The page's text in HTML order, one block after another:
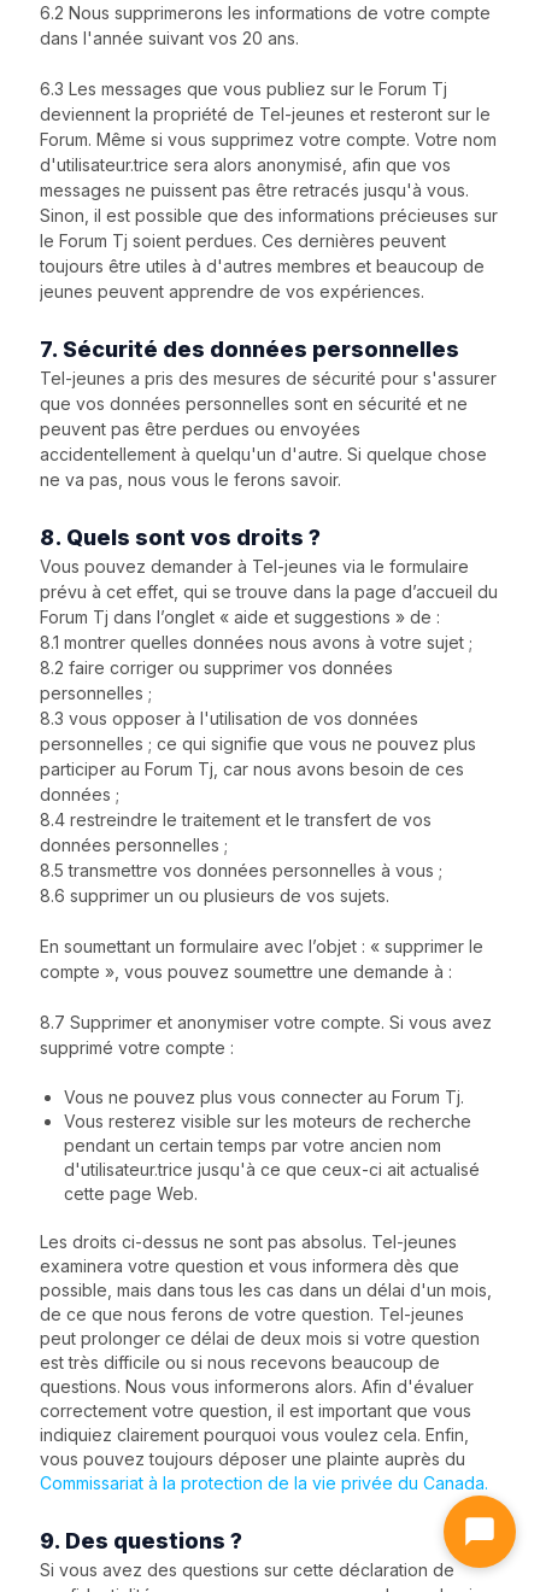
6.2 Nous supprimerons les informations de votre compte
dans l'année suivant vos 20 ans.
6.3 Les messages que vous publiez sur le Forum Tj
deviennent la propriété de Tel-jeunes et resteront sur le
Forum. Même si vous supprimez votre compte. Votre nom
d'utilisateur.trice sera alors anonymisé, afin que vos
messages ne puissent pas être retracés jusqu'à vous.
Sinon, il est possible que des informations précieuses sur
le Forum Tj soient perdues. Ces dernières peuvent
toujours être utiles à d'autres membres et beaucoup de
jeunes peuvent apprendre de vos expériences.
7. Sécurité des données personnelles
Tel-jeunes a pris des mesures de sécurité pour s'assurer
que vos données personnelles sont en sécurité et ne
peuvent pas être perdues ou envoyées
accidentellement à quelqu'un d'autre. Si quelque chose
ne va pas, nous vous le ferons savoir.
8. Quels sont vos droits ?
Vous pouvez demander à Tel-jeunes via le formulaire
prévu à cet effet, qui se trouve dans la page d’accueil du
Forum Tj dans l’onglet « aide et suggestions » de :
8.1 montrer quelles données nous avons à votre sujet ;
8.2 faire corriger ou supprimer vos données
personnelles ;
8.3 vous opposer à l'utilisation de vos données
personnelles ; ce qui signifie que vous ne pouvez plus
participer au Forum Tj, car nous avons besoin de ces
données ;
8.4 restreindre le traitement et le transfert de vos
données personnelles ;
8.5 transmettre vos données personnelles à vous ;
8.6 supprimer un ou plusieurs de vos sujets.
En soumettant un formulaire avec l’objet : « supprimer le
compte », vous pouvez soumettre une demande à :
8.7 Supprimer et anonymiser votre compte. Si vous avez
supprimé votre compte :
Vous ne pouvez plus vous connecter au Forum Tj.
Vous resterez visible sur les moteurs de recherche
pendant un certain temps par votre ancien nom
d'utilisateur.trice jusqu'à ce que ceux-ci ait actualisé
cette page Web.
Les droits ci-dessus ne sont pas absolus. Tel-jeunes
examinera votre question et vous informera dès que
possible, mais dans tous les cas dans un délai d'un mois,
de ce que nous ferons de votre question. Tel-jeunes
peut prolonger ce délai de deux mois si votre question
est très difficile ou si nous recevons beaucoup de
questions. Nous vous informerons alors. Afin d'évaluer
correctement votre question, il est important que vous
indiquiez clairement pourquoi vous voulez cela. Enfin,
vous pouvez toujours déposer une plainte auprès du
Commissariat à la protection de la vie privée du Canada.
9. Des questions ?
Si vous avez des questions sur cette déclaration de